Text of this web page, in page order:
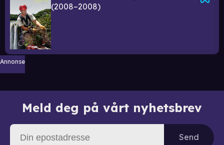
2008–2008
Annonse
Meld deg på vårt nyhetsbrev
Send